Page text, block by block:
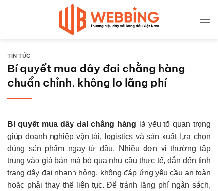
TIN TỨC
Bí quyết mua dây đai chằng hàng
chuẩn chỉnh, không lo lãng phí
Bí quyết mua dây đai chằng hàng là yếu tố quan trọng
giúp doanh nghiệp vận tải, logistics và sản xuất lựa chọn
đúng sản phẩm ngay từ đầu. Nhiều đơn vị thường tập
trung vào giá bán mà bỏ qua nhu cầu thực tế, dẫn đến tình
trạng dây đai nhanh hỏng, không đáp ứng yêu cầu an toàn
hoặc phải thay thế liên tục. Để tránh lãng phí ngân sách,